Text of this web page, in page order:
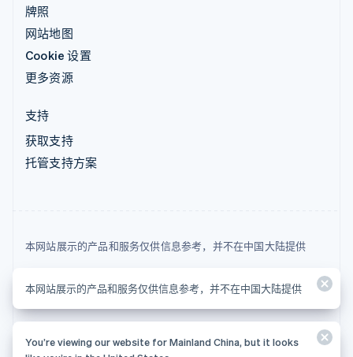
牌照
网站地图
Cookie 设置
更多资源
支持
获取支持
托管支持方案
本网站展示的产品和服务仅供信息参考，并不在中国大陆提供
© 2026 Stripe, LLC
本网站展示的产品和服务仅供信息参考，并不在中国大陆提供
You’re viewing our website for Mainland China, but it looks